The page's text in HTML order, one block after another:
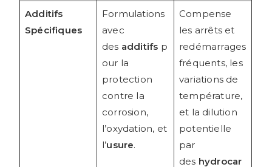
Additifs
Spécifiques
Formulations
avec
des additifs p
our la
protection
contre la
corrosion,
l’oxydation, et
l’usure.
Compense
les arrêts et
redémarrages
fréquents, les
variations de
température,
et la dilution
potentielle
par
des hydrocar